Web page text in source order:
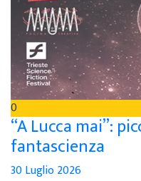
0
“A Lucca mai”:
fantascienza
30 Luglio 2026